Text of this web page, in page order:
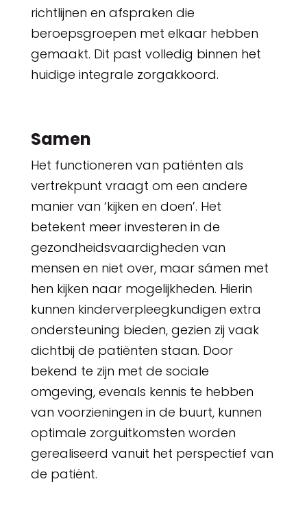
richtlijnen en afspraken die
beroepsgroepen met elkaar hebben
gemaakt. Dit past volledig binnen het
huidige integrale zorgakkoord.
Samen
Het functioneren van patiënten als
vertrekpunt vraagt om een andere
manier van ‘kijken en doen’. Het
betekent meer investeren in de
gezondheidsvaardigheden van
mensen en niet over, maar sámen met
hen kijken naar mogelijkheden. Hierin
kunnen kinderverpleegkundigen extra
ondersteuning bieden, gezien zij vaak
dichtbij de patiënten staan. Door
bekend te zijn met de sociale
omgeving, evenals kennis te hebben
van voorzieningen in de buurt, kunnen
optimale zorguitkomsten worden
gerealiseerd vanuit het perspectief van
de patiënt.